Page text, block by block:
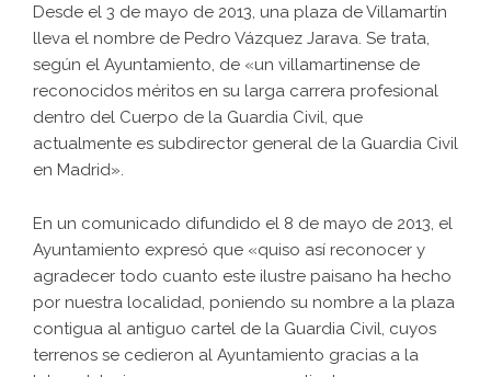
Desde el 3 de mayo de 2013, una plaza de Villamartín
lleva el nombre de Pedro Vázquez Jarava. Se trata,
según el Ayuntamiento, de «un villamartinense de
reconocidos méritos en su larga carrera profesional
dentro del Cuerpo de la Guardia Civil, que
actualmente es subdirector general de la Guardia Civil
en Madrid».
En un comunicado difundido el 8 de mayo de 2013, el
Ayuntamiento expresó que «quiso así reconocer y
agradecer todo cuanto este ilustre paisano ha hecho
por nuestra localidad, poniendo su nombre a la plaza
contigua al antiguo cartel de la Guardia Civil, cuyos
terrenos se cedieron al Ayuntamiento gracias a la